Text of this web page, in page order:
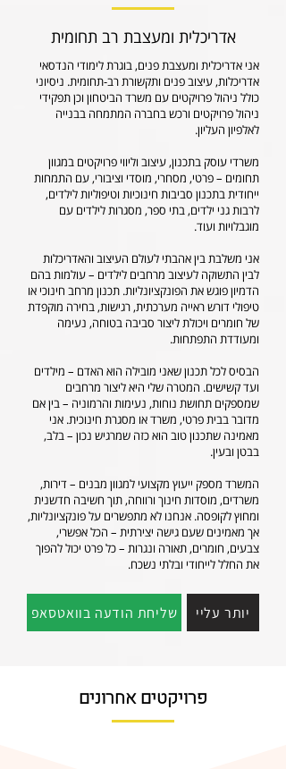
אדריכלית ומעצבת רב תחומית
אני אדריכלית ומעצבת פנים, בוגרת לימודי הנדסאי
אדריכלות, עיצוב פנים ותקשורת רב-תחומית. ניסיוני
כולל ניהול פרויקטים עם משרד הביטחון וכן תפקידי
ניהול פרויקטים ורכש בחברה המתמחה בבנייה
לאלפיון העליון.
משרדי עוסק בתכנון, עיצוב וליווי פרויקטים במגוון
תחומים – פרטי, מסחרי, מוסדי וציבורי, עם התמחות
ייחודית בתכנון סביבות חינוכיות וטיפוליות לילדים,
לרבות גני ילדים, בתי ספר, מסגרות לילדים עם
מוגבלויות ועוד.
אני משלבת בין אהבתי לעולם העיצוב והאדריכלות
לבין התשוקה לעיצוב מרחבים לילדים – עולמות בהם
הדמיון פוגש את הפונקציונליות. תכנון מרחב חינוכי או
טיפולי דורש ראייה מערכתית, רגישות, בחירה מוקפדת
של חומרים ויכולת ליצור סביבה בטוחה, נעימה
ומעודדת התפתחות.
הבסיס לכל תכנון שאני מובילה הוא האדם – מילדים
ועד קשישים. המטרה שלי היא ליצור מרחבים
שמספקים תחושת נוחות, נעימות והרמוניה – בין אם
מדובר בבית פרטי, משרד או מסגרת חינוכית. אני
מאמינה שתכנון טוב הוא כזה שמרגיש נכון – בלב,
בבטן ובעין.
המשרד מספק ייעוץ מקצועי למגוון מבנים – דירות,
משרדים, מוסדות חינוך ורווחה, תוך חשיבה חדשנית
ומחוץ לקופסה. אנחנו לא מתפשרים על פונקציונליות,
אך מאמינים שעם גישה יצירתית – הכל אפשרי,
צבעים, חומרים, תאורה ונגרות – כל פרט יכול להפוך
את החלל לייחודי ובלתי נשכח.
שליחת הודעה בוואטסאפ יותר עליי
פרויקטים אחרונים